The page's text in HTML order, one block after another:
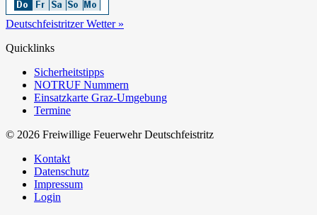
Deutschfeistritzer Wetter »
Quicklinks
Sicherheitstipps
NOTRUF Nummern
Einsatzkarte Graz-Umgebung
Termine
© 2026 Freiwillige Feuerwehr Deutschfeistritz
Kontakt
Datenschutz
Impressum
Login